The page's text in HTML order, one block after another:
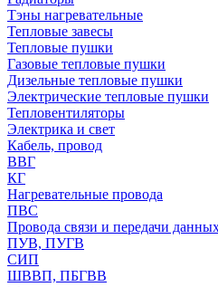
Тэны нагревательные
Тепловые завесы
Тепловые пушки
Газовые тепловые пушки
Дизельные тепловые пушки
Электрические тепловые пушки
Тепловентиляторы
Электрика и свет
Кабель, провод
ВВГ
КГ
Нагревательные провода
ПВС
Провода связи и передачи
ПУВ, ПУГВ
СИП
ШВВП, ПБГВВ